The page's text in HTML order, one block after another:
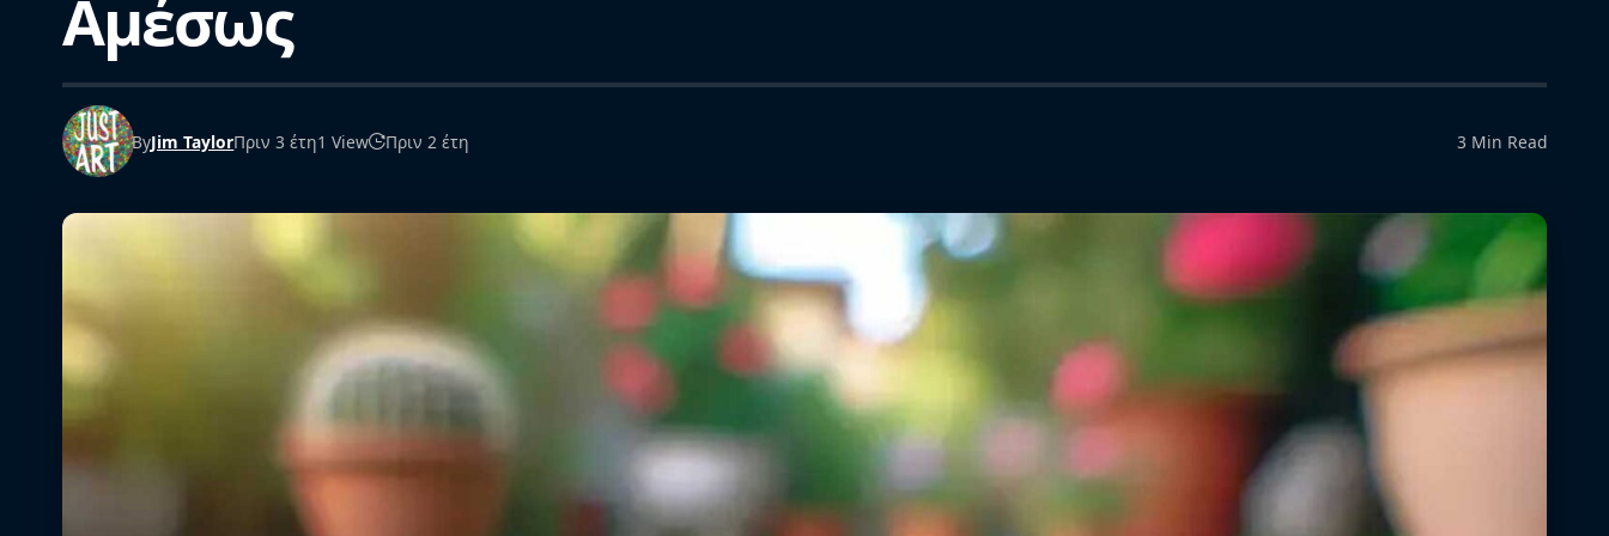
Αμέσως
ByJim TaylorΠριν 3 έτη1 View Πριν 2 έτη 3 Min Read